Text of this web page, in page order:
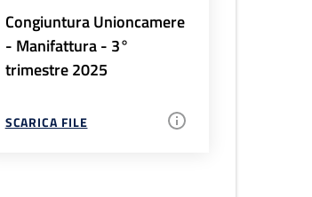
Congiuntura Unioncamere
- Manifattura - 3°
trimestre 2025
SCARICA FILE